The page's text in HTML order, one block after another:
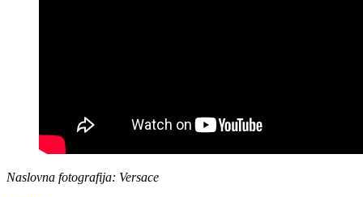
Naslovna fotografija: Versace